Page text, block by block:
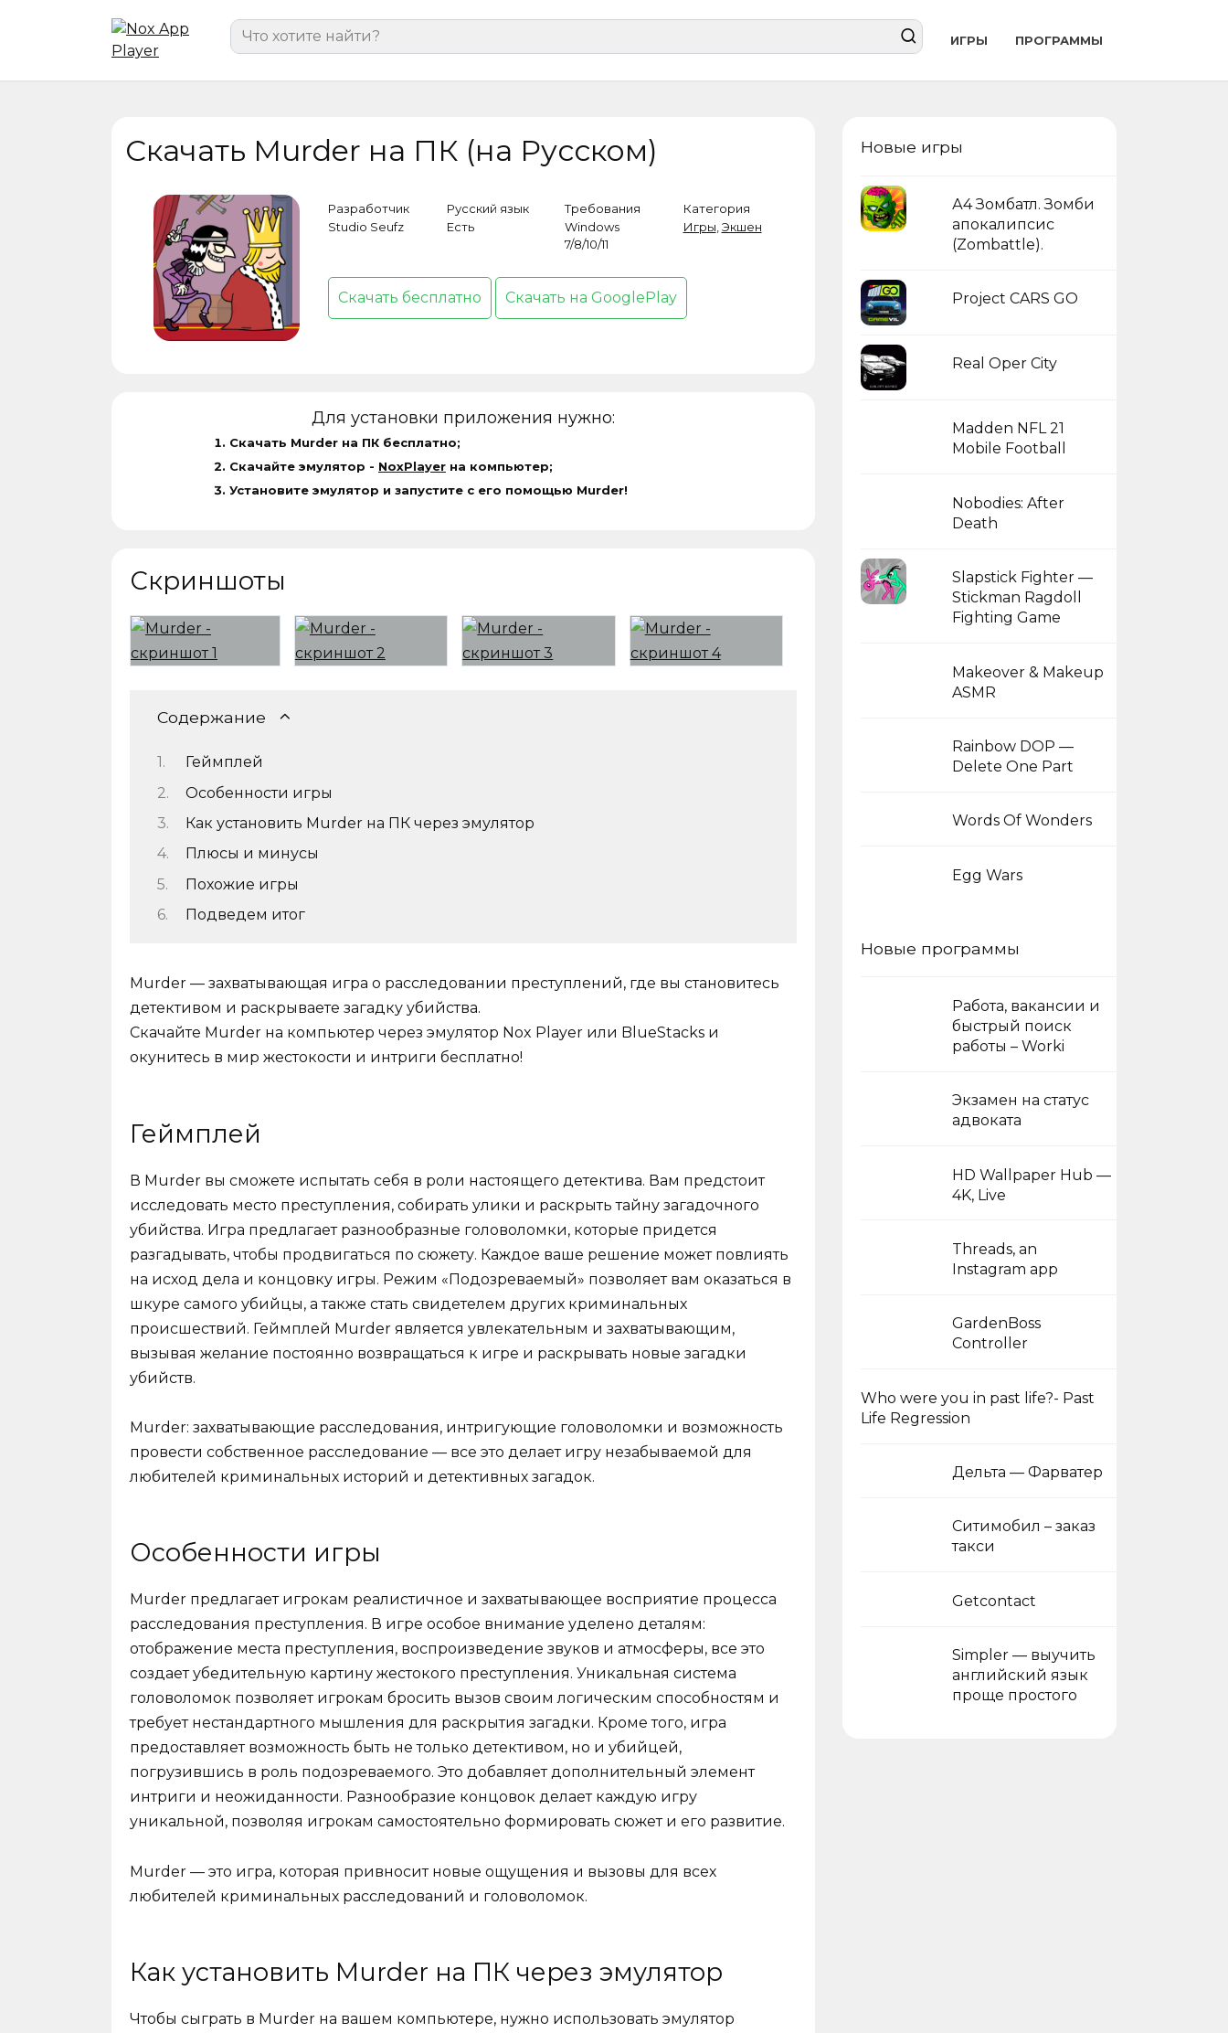
Search
for:
ИГРЫ ПРОГРАММЫ
Скачать Murder на ПК (на Русском)
Разработчик
Studio Seufz
Русский язык
Есть
Требования
Windows
7/8/10/11
Категория
Игры Экшен
Скачать бесплатно Скачать на GooglePlay
Для установки приложения нужно:
Скачать Murder на ПК бесплатно;
Скачайте эмулятор - NoxPlayer на компьютер;
Установите эмулятор и запустите с его помощью Murder!
Скриншоты
Содержание
Геймплей
Особенности игры
Как установить Murder на ПК через эмулятор
Плюсы и минусы
Похожие игры
Подведем итог
Murder — захватывающая игра о расследовании преступлений, где вы становитесь
детективом и раскрываете загадку убийства.
Скачайте Murder на компьютер через эмулятор Nox Player или BlueStacks и
окунитесь в мир жестокости и интриги бесплатно!
Геймплей
В Murder вы сможете испытать себя в роли настоящего детектива. Вам предстоит
исследовать место преступления, собирать улики и раскрыть тайну загадочного
убийства. Игра предлагает разнообразные головоломки, которые придется
разгадывать, чтобы продвигаться по сюжету. Каждое ваше решение может повлиять
на исход дела и концовку игры. Режим «Подозреваемый» позволяет вам оказаться в
шкуре самого убийцы, а также стать свидетелем других криминальных
происшествий. Геймплей Murder является увлекательным и захватывающим,
вызывая желание постоянно возвращаться к игре и раскрывать новые загадки
убийств.
Murder: захватывающие расследования, интригующие головоломки и возможность
провести собственное расследование — все это делает игру незабываемой для
любителей криминальных историй и детективных загадок.
Особенности игры
Murder предлагает игрокам реалистичное и захватывающее восприятие процесса
расследования преступления. В игре особое внимание уделено деталям:
отображение места преступления, воспроизведение звуков и атмосферы, все это
создает убедительную картину жестокого преступления. Уникальная система
головоломок позволяет игрокам бросить вызов своим логическим способностям и
требует нестандартного мышления для раскрытия загадки. Кроме того, игра
предоставляет возможность быть не только детективом, но и убийцей,
погрузившись в роль подозреваемого. Это добавляет дополнительный элемент
интриги и неожиданности. Разнообразие концовок делает каждую игру
уникальной, позволяя игрокам самостоятельно формировать сюжет и его развитие.
Murder — это игра, которая привносит новые ощущения и вызовы для всех
любителей криминальных расследований и головоломок.
Как установить Murder на ПК через эмулятор
Чтобы сыграть в Murder на вашем компьютере, нужно использовать эмулятор
Новые игры
А4 Зомбатл. Зомби
апокалипсис
(Zombattle).
Project CARS GO
Real Oper City
Madden NFL 21
Mobile Football
Nobodies: After
Death
Slapstick Fighter —
Stickman Ragdoll
Fighting Game
Makeover & Makeup
ASMR
Rainbow DOP —
Delete One Part
Words Of Wonders
Egg Wars
Новые программы
Работа, вакансии и
быстрый поиск
работы – Worki
Экзамен на статус
адвоката
HD Wallpaper Hub —
4K, Live
Threads, an
Instagram app
GardenBoss
Controller
Who were you in past life?- Past
Life Regression
Дельта — Фарватер
Ситимобил – заказ
такси
Getcontact
Simpler — выучить
английский язык
проще простого